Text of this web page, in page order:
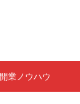
業ノウハウ